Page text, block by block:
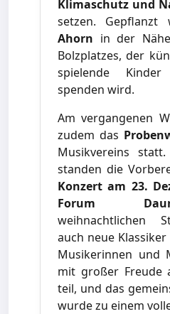
Klimaschutz und
setzen. Gepflanzt
Ahorn in der
Bolzplatzes, der
spielende
spenden wird.
Am vergangenen
zudem das
Musikvereins
standen die
Konzert am 23.
Forum
weihnachtlichen
auch neue
Musikerinnen und
mit großer Freude
teil, und das
wurde zu einem